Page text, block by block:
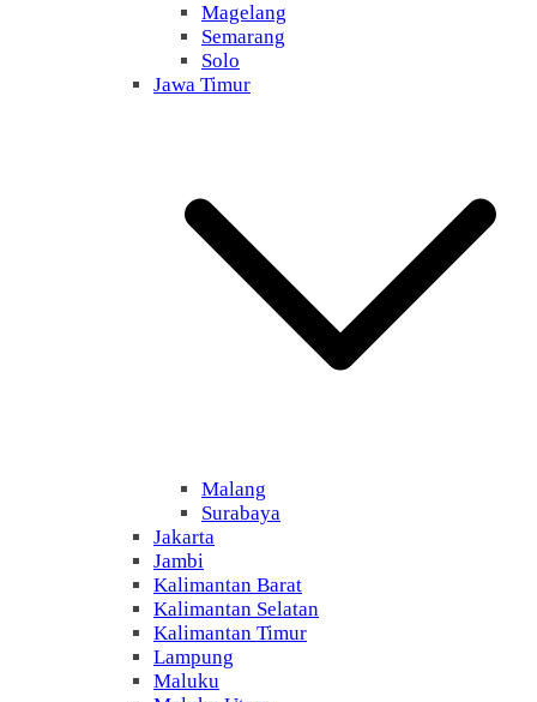
Magelang
Semarang
Solo
Jawa Timur
Malang
Surabaya
Jakarta
Jambi
Kalimantan Barat
Kalimantan Selatan
Kalimantan Timur
Lampung
Maluku